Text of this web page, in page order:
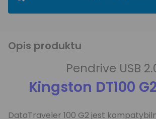
Opis produktu
Pendrive USB
Kingston DT100
DataTraveler 100 G2 jest